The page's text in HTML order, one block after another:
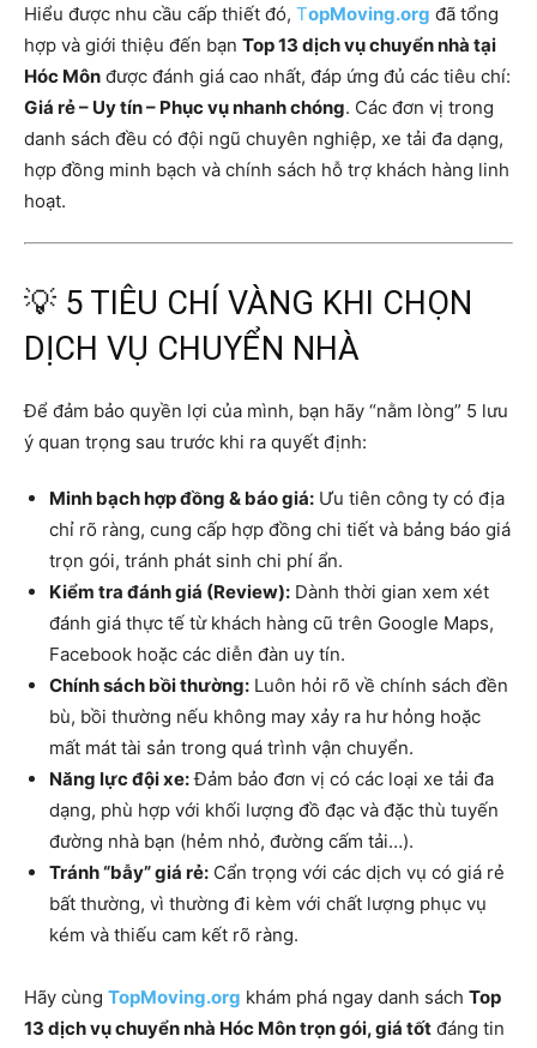
Hiểu được nhu cầu cấp thiết đó, TopMoving.org đã tổng
hợp và giới thiệu đến bạn Top 13 dịch vụ chuyển nhà tại
Hóc Môn được đánh giá cao nhất, đáp ứng đủ các tiêu chí:
Giá rẻ – Uy tín – Phục vụ nhanh chóng. Các đơn vị trong
danh sách đều có đội ngũ chuyên nghiệp, xe tải đa dạng,
hợp đồng minh bạch và chính sách hỗ trợ khách hàng linh
hoạt.
💡 5 TIÊU CHÍ VÀNG KHI CHỌN
DỊCH VỤ CHUYỂN NHÀ
Để đảm bảo quyền lợi của mình, bạn hãy “nằm lòng” 5 lưu
ý quan trọng sau trước khi ra quyết định:
Minh bạch hợp đồng & báo giá: Ưu tiên công ty có địa
chỉ rõ ràng, cung cấp hợp đồng chi tiết và bảng báo giá
trọn gói, tránh phát sinh chi phí ẩn.
Kiểm tra đánh giá (Review): Dành thời gian xem xét
đánh giá thực tế từ khách hàng cũ trên Google Maps,
Facebook hoặc các diễn đàn uy tín.
Chính sách bồi thường: Luôn hỏi rõ về chính sách đền
bù, bồi thường nếu không may xảy ra hư hỏng hoặc
mất mát tài sản trong quá trình vận chuyển.
Năng lực đội xe:Đảm bảo đơn vị có các loại xe tải đa
dạng, phù hợp với khối lượng đồ đạc và đặc thù tuyến
đường nhà bạn (hẻm nhỏ, đường cấm tải…).
Tránh “bẫy” giá rẻ: Cẩn trọng với các dịch vụ có giá rẻ
bất thường, vì thường đi kèm với chất lượng phục vụ
kém và thiếu cam kết rõ ràng.
Hãy cùng TopMoving.org khám phá ngay danh sách Top
13 dịch vụ chuyển nhà Hóc Môn trọn gói, giá tốt đáng tin